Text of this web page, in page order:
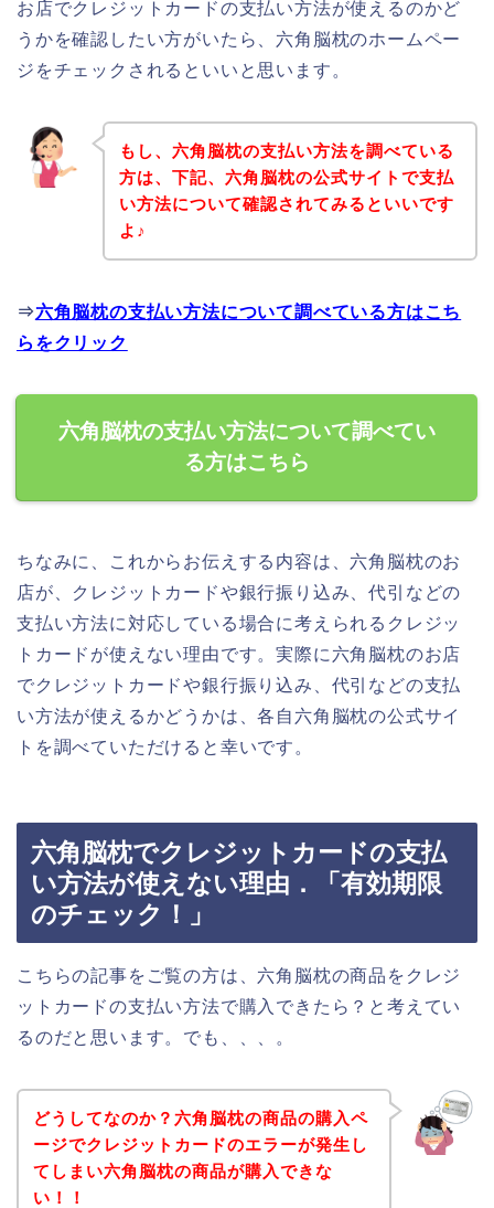
お店でクレジットカードの支払い方法が使えるのかど
うかを確認したい方がいたら、六角脳枕のホームペー
ジをチェックされるといいと思います。
もし、六角脳枕の支払い方法を調べている
方は、下記、六角脳枕の公式サイトで支払
い方法について確認されてみるといいです
よ♪
⇒六角脳枕の支払い方法について調べている方はこち
らをクリック
六角脳枕の支払い方法について調べてい
る方はこちら
ちなみに、これからお伝えする内容は、六角脳枕のお
店が、クレジットカードや銀行振り込み、代引などの
支払い方法に対応している場合に考えられるクレジッ
トカードが使えない理由です。実際に六角脳枕のお店
でクレジットカードや銀行振り込み、代引などの支払
い方法が使えるかどうかは、各自六角脳枕の公式サイ
トを調べていただけると幸いです。
六角脳枕でクレジットカードの支払
い方法が使えない理由．「有効期限
のチェック！」
こちらの記事をご覧の方は、六角脳枕の商品をクレジ
ットカードの支払い方法で購入できたら？と考えてい
るのだと思います。でも、、、。
どうしてなのか？六角脳枕の商品の購入ペ
ージでクレジットカードのエラーが発生し
てしまい六角脳枕の商品が購入できな
い！！